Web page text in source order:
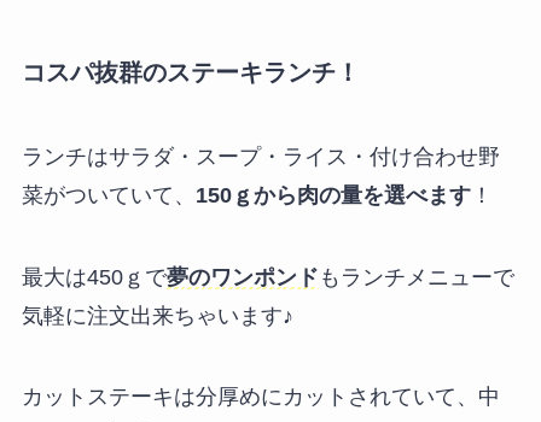
コスパ抜群のステーキランチ！
ランチはサラダ・スープ・ライス・付け合わせ野
菜がついていて、 150ｇから肉の量を選べます！
最大は450ｇで夢のワンポンド もランチメニューで
気軽に注文出来ちゃいます♪
カットステーキは分厚めにカットされていて、中